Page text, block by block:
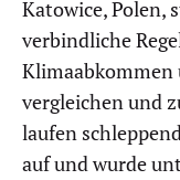
Katowice, Polen,
verbindliche
vergleichen und
laufen
auf und wurde